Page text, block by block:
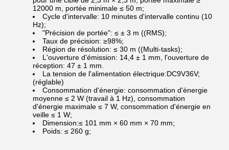
12000 m, portée minimale ≤ 50 m;
Cycle d'intervalle: 10 minutes d'intervalle continu (10
Hz);
"Précision de portée": ≤ ± 3 m ((RMS);
Taux de précision: ≥98%;
Région de résolution: ≤ 30 m ((Multi-tasks);
L'ouverture d'émission: 14,4 ± 1 mm, l'ouverture de
réception: 47 ± 1 mm.
La tension de l'alimentation électrique:DC9V36V;
(réglable)
Consommation d'énergie: consommation d'énergie
moyenne ≤ 2 W (travail à 1 Hz), consommation
d'énergie maximale ≤ 7 W, consommation d'énergie en
veille ≤ 1 W;
Dimension:≤ 101 mm × 60 mm × 70 mm;
Poids: ≤ 260 g;